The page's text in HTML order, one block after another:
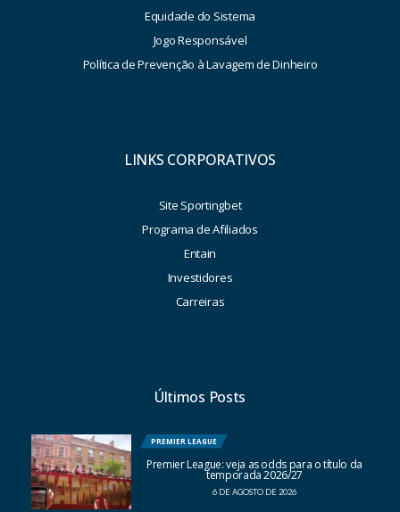
Equidade do Sistema
Jogo Responsável
Política de Prevenção à Lavagem de Dinheiro
LINKS CORPORATIVOS
Site Sportingbet
Programa de Afiliados
Entain
Investidores
Carreiras
Últimos Posts
PREMIER LEAGUE
Premier League: veja as odds para o título da
temporada 2026/27
6 DE AGOSTO DE 2026